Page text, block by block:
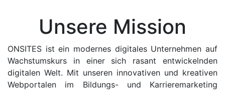
Unsere Mission
ONSITES ist ein modernes digitales Unternehmen auf
Wachstumskurs in einer sich rasant entwickelnden
digitalen Welt. Mit unseren innovativen und kreativen
Webportalen im Bildungs- und Karrieremarketing